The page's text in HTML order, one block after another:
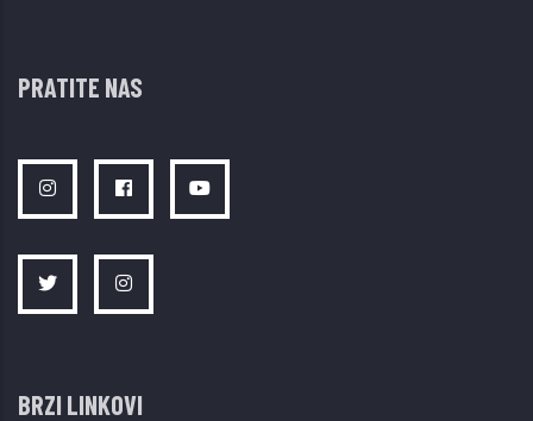
PRATITE NAS
BRZI LINKOVI